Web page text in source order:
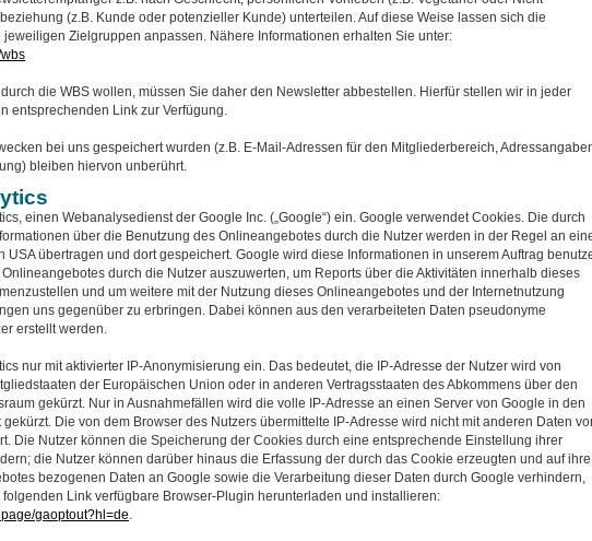
(z.B. Kunde oder potenzieller Kunde) unterteilen. Auf diese Weise lassen sich die
jeweiligen Zielgruppen anpassen. Nähere Informationen erhalten Sie unter:
die WBS wollen, müssen Sie daher den Newsletter abbestellen. Hierfür stellen wir in jeder
entsprechenden Link zur Verfügung.
bei uns gespeichert wurden (z.B. E-Mail-Adressen für den Mitgliederbereich,
bleiben hiervon unberührt.
einen Webanalysedienst der Google Inc. („Google“) ein. Google verwendet Cookies. Die durch
über die Benutzung des Onlineangebotes durch die Nutzer werden in der Regel an
USA übertragen und dort gespeichert. Google wird diese Informationen in unserem Auftrag
durch die Nutzer auszuwerten, um Reports über die Aktivitäten innerhalb dieses
und um weitere mit der Nutzung dieses Onlineangebotes und der Internetnutzung
uns gegenüber zu erbringen. Dabei können aus den verarbeiteten Daten pseudonyme
erstellt werden.
nur mit aktivierter IP-Anonymisierung ein. Das bedeutet, die IP-Adresse der Nutzer wird von
der Europäischen Union oder in anderen Vertragsstaaten des Abkommens über den
gekürzt. Nur in Ausnahmefällen wird die volle IP-Adresse an einen Server von Google in den
gekürzt. Die von dem Browser des Nutzers übermittelte IP-Adresse wird nicht mit anderen Daten
Die Nutzer können die Speicherung der Cookies durch eine entsprechende Einstellung ihrer
die Nutzer können darüber hinaus die Erfassung der durch das Cookie erzeugten und auf ihre
bezogenen Daten an Google sowie die Verarbeitung dieser Daten durch Google verhindern,
Link verfügbare Browser-Plugin herunterladen und installieren:
gaoptout?hl=de.